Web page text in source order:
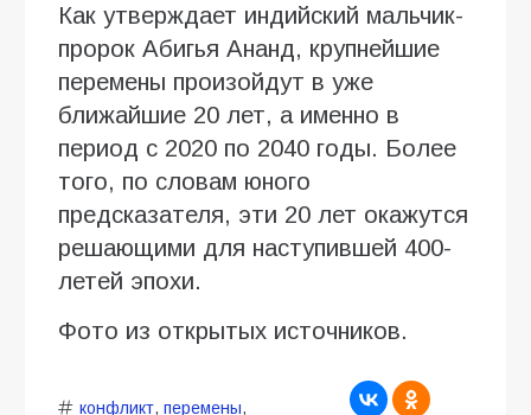
Как утверждает индийский мальчик-
пророк Абигья Ананд, крупнейшие
перемены произойдут в уже
ближайшие 20 лет, а именно в
период с 2020 по 2040 годы. Более
того, по словам юного
предсказателя, эти 20 лет окажутся
решающими для наступившей 400-
летей эпохи.
Фото из открытых источников.
конфликт, перемены,